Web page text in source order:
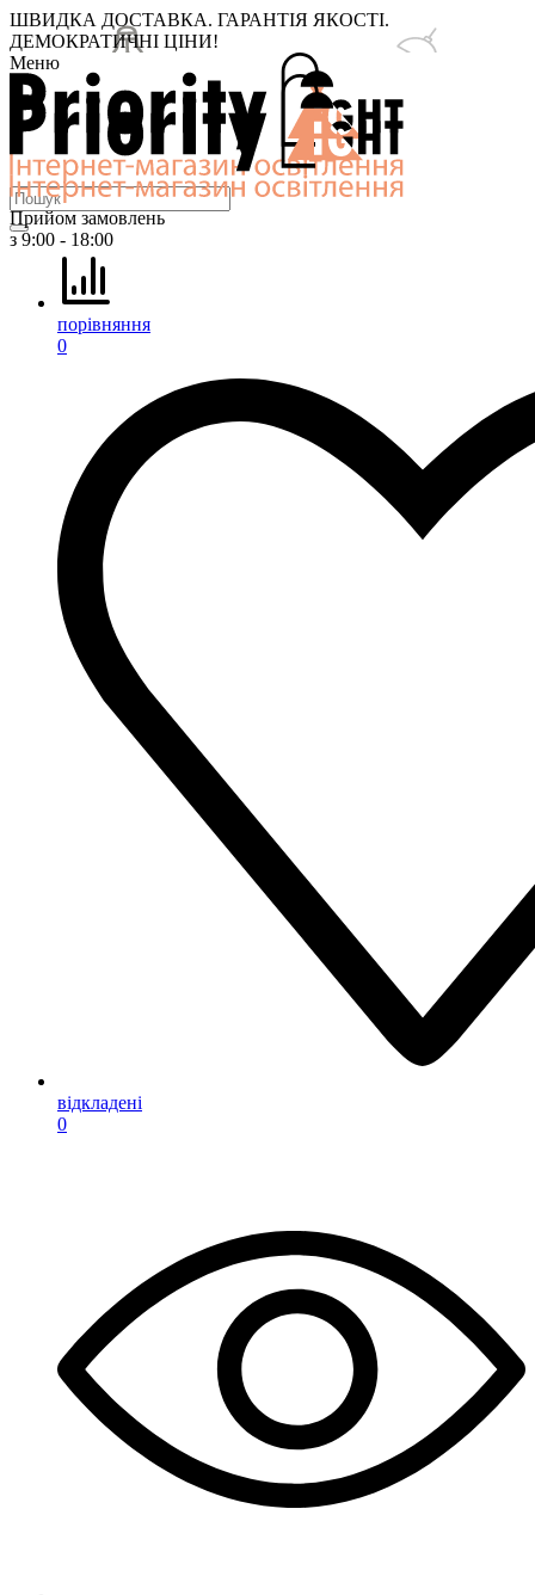
ШВИДКА ДОСТАВКА. ГАРАНТІЯ ЯКОСТІ.
ДЕМОКРАТИЧНІ ЦІНИ!
Меню
Прийом замовлень
з 9:00 - 18:00
порівняння
0
відкладені
0